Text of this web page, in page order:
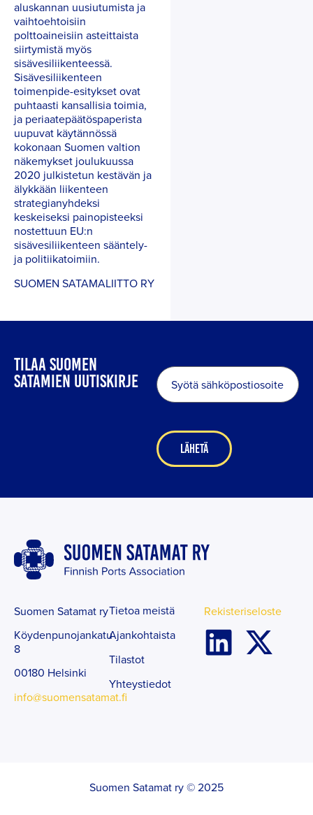
aluskannan uusiutumista ja
vaihtoehtoisiin
polttoaineisiin asteittaista
siirtymistä myös
sisävesiliikenteessä.
Sisävesiliikenteen
toimenpide-esitykset ovat
puhtaasti kansallisia toimia,
ja periaatepäätöspaperista
uupuvat käytännössä
kokonaan Suomen valtion
näkemykset joulukuussa
2020 julkistetun kestävän ja
älykkään liikenteen
strategianyhdeksi
keskeiseksi painopisteeksi
nostettuun EU:n
sisävesiliikenteen sääntely-
ja politiikatoimiin.
SUOMEN SATAMALIITTO RY
TILAA SUOMEN
SATAMIEN UUTISKIRJE
Sähköposti*
Suomen Satamat ry
Köydenpunojankatu
8
00180 Helsinki
info@suomensatamat.fi
Tietoa meistä
Ajankohtaista
Tilastot
Yhteystiedot
Rekisteriseloste
Suomen Satamat ry © 2025